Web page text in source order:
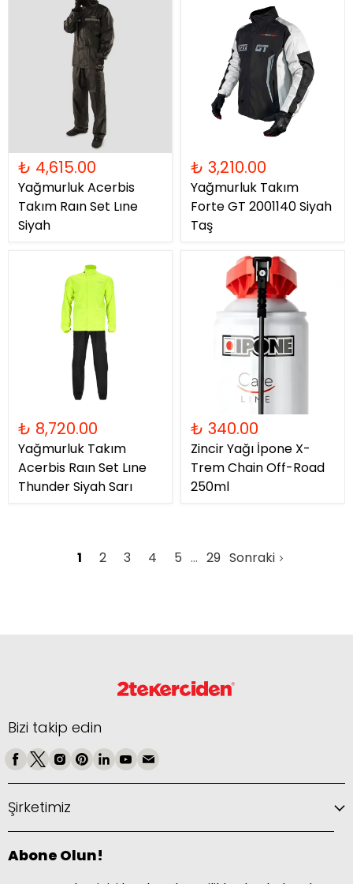
₺ 4,615.00
Yağmurluk Acerbis
Takım Raın Set Lıne
Siyah
₺ 3,210.00
Yağmurluk Takım
Forte GT 2001140 Siyah
Taş
₺ 8,720.00
Yağmurluk Takım
Acerbis Raın Set Lıne
Thunder Siyah Sarı
₺ 340.00
Zincir Yağı İpone X-
Trem Chain Off-Road
250ml
1 2 3 4 5 29 Sonraki
Bizi takip edin
Şirketimiz
Abone Olun!